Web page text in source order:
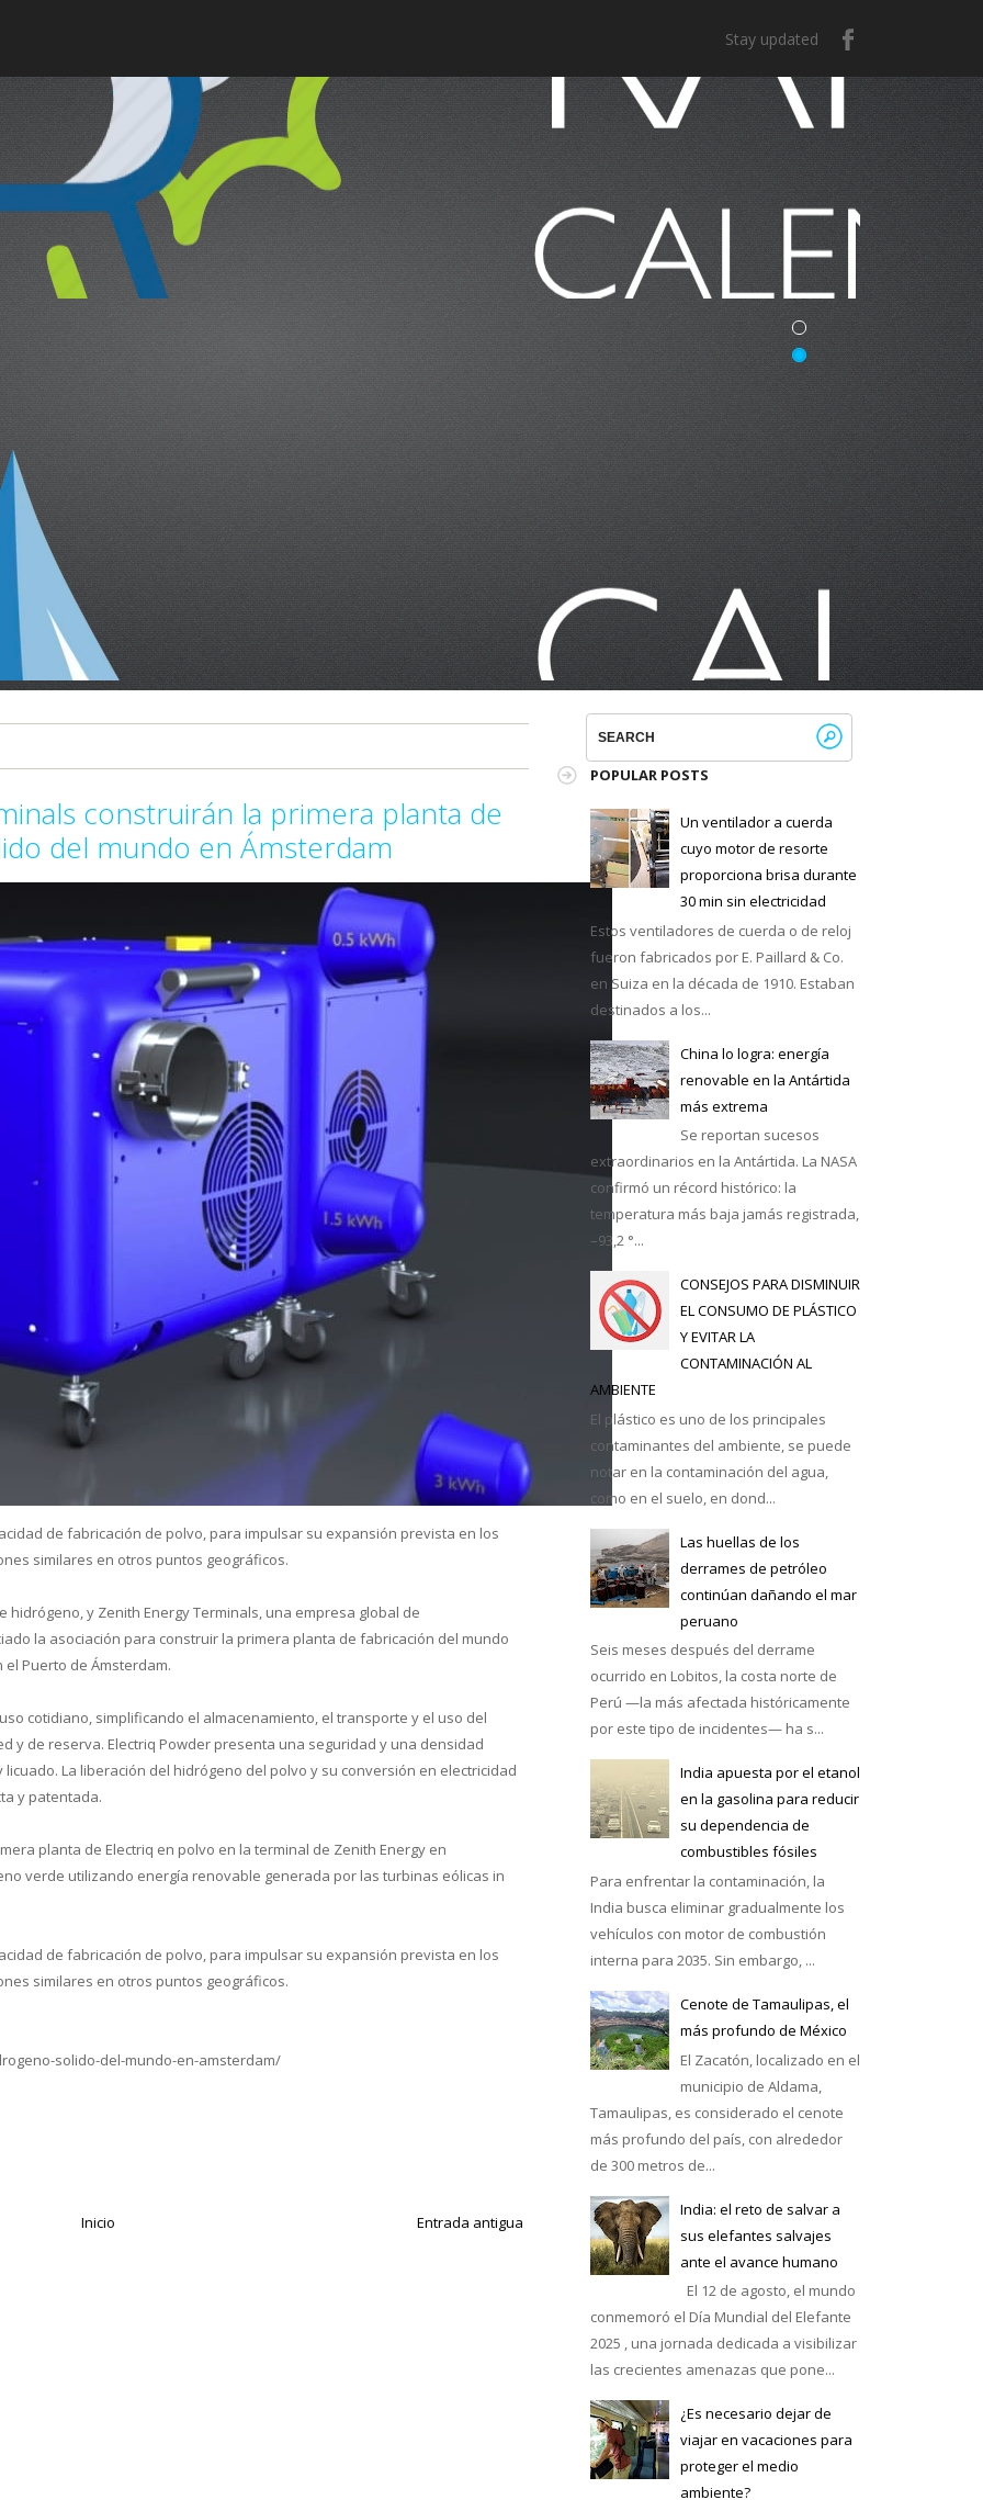
Stay updated
que tan sana es el agua en tu casa
es el mejor calentador solar de México
construirán la primera planta de
del mundo en Ámsterdam
de fabricación de polvo, para impulsar su expansión prevista en los
similares en otros puntos geográficos.
y Zenith Energy Terminals, una empresa global de
la asociación para construir la primera planta de fabricación del mundo
Puerto de Ámsterdam.
cotidiano, simplificando el almacenamiento, el transporte y el uso del
y de reserva. Electriq Powder presenta una seguridad y una densidad
La liberación del hidrógeno del polvo y su conversión en electricidad
y patentada.
planta de Electriq en polvo en la terminal de Zenith Energy en
verde utilizando energía renovable generada por las turbinas eólicas in
de fabricación de polvo, para impulsar su expansión prevista en los
similares en otros puntos geográficos.
solido-del-mundo-en-amsterdam/
Entrada antigua
Inicio
POPULAR POSTS
Un ventilador a cuerda
cuyo motor de resorte
proporciona brisa durante
30 min sin electricidad
Estos ventiladores de cuerda o de reloj
fueron fabricados por E. Paillard & Co.
en Suiza en la década de 1910. Estaban
destinados a los...
China lo logra: energía
renovable en la Antártida
más extrema
Se reportan sucesos
extraordinarios en la Antártida. La NASA
confirmó un récord histórico: la
temperatura más baja jamás registrada,
–93,2 °...
CONSEJOS PARA DISMINUIR
EL CONSUMO DE PLÁSTICO
Y EVITAR LA
CONTAMINACIÓN AL
AMBIENTE
El plástico es uno de los principales
contaminantes del ambiente, se puede
notar en la contaminación del agua,
como en el suelo, en dond...
Las huellas de los
derrames de petróleo
continúan dañando el mar
peruano
Seis meses después del derrame
ocurrido en Lobitos, la costa norte de
Perú —la más afectada históricamente
por este tipo de incidentes— ha s...
India apuesta por el etanol
en la gasolina para reducir
su dependencia de
combustibles fósiles
Para enfrentar la contaminación, la
India busca eliminar gradualmente los
vehículos con motor de combustión
interna para 2035. Sin embargo, ...
Cenote de Tamaulipas, el
más profundo de México
El Zacatón, localizado en el
municipio de Aldama,
Tamaulipas, es considerado el cenote
más profundo del país, con alrededor
de 300 metros de...
India: el reto de salvar a
sus elefantes salvajes
ante el avance humano
El 12 de agosto, el mundo
conmemoró el Día Mundial del Elefante
2025 , una jornada dedicada a visibilizar
las crecientes amenazas que pone...
¿Es necesario dejar de
viajar en vacaciones para
proteger el medio
ambiente?